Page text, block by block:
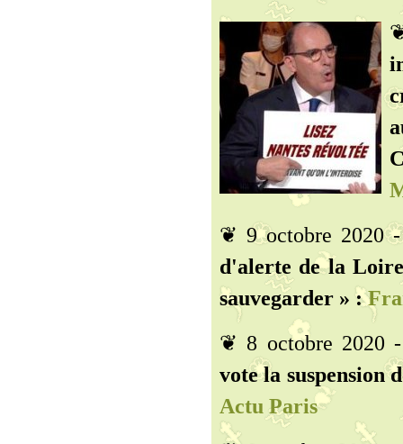
❦ 9 octobre 2020
d'alerte de la
sauvegarder » :
❦ 8 octobre 2020
vote la suspension
Actu Paris